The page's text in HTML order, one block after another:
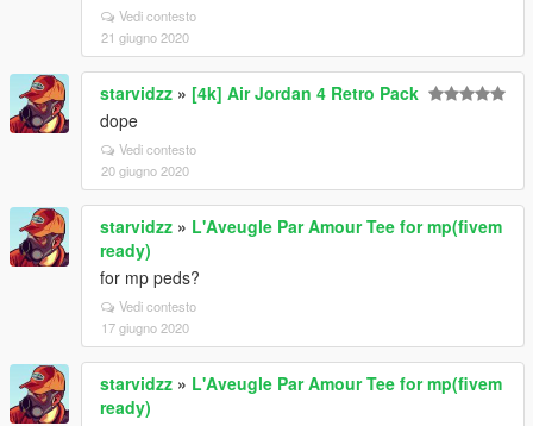
Vedi contesto
21 giugno 2020
starvidzz » [4k] Air Jordan 4 Retro Pack
dope
Vedi contesto
20 giugno 2020
starvidzz » L'Aveugle Par Amour Tee for mp(fivem
ready)
for mp peds?
Vedi contesto
17 giugno 2020
starvidzz » L'Aveugle Par Amour Tee for mp(fivem
ready)